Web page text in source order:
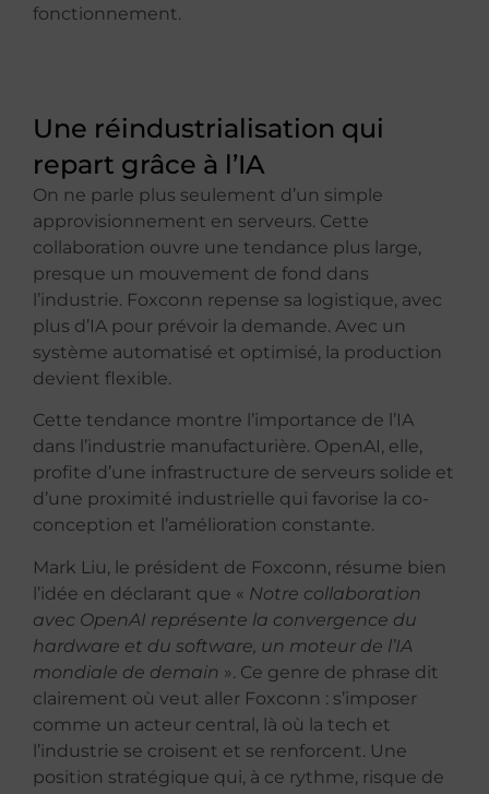
fonctionnement.
Une réindustrialisation qui
repart grâce à l’IA
On ne parle plus seulement d’un simple
approvisionnement en serveurs. Cette
collaboration ouvre une tendance plus large,
presque un mouvement de fond dans
l’industrie. Foxconn repense sa logistique, avec
plus d’IA pour prévoir la demande. Avec un
système automatisé et optimisé, la production
devient flexible.
Cette tendance montre l’importance de l’IA
dans l’industrie manufacturière. OpenAI, elle,
profite d’une infrastructure de serveurs solide et
d’une proximité industrielle qui favorise la co-
conception et l’amélioration constante.
Mark Liu, le président de Foxconn, résume bien
l’idée en déclarant que « Notre collaboration
avec OpenAI représente la convergence du
hardware et du software, un moteur de l’IA
mondiale de demain ». Ce genre de phrase dit
clairement où veut aller Foxconn : s’imposer
comme un acteur central, là où la tech et
l’industrie se croisent et se renforcent. Une
position stratégique qui, à ce rythme, risque de